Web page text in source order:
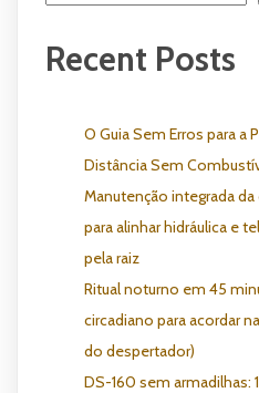
Recent Posts
O Guia Sem Erros para a
Distância Sem
Manutenção integrada
para alinhar hidráulica e
pela raiz
Ritual noturno em 45
circadiano para acordar
do despertador)
DS-160 sem armadilhas: